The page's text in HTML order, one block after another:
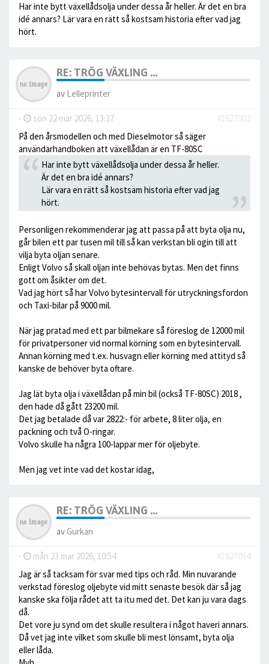
Har inte bytt växellådsolja under dessa år heller. Är det en bra
idé annars? Lär vara en rätt så kostsam historia efter vad jag
hört.
RE: TRÖG VÄXLING ...
av Lelleprinter
- sön 22 mar 2026, 13:37
#1627002
På den årsmodellen och med Dieselmotor så säger
användarhandboken att växellådan är en TF-80SC
Har inte bytt växellådsolja under dessa år heller.
Är det en bra idé annars?
Lär vara en rätt så kostsam historia efter vad jag
hört.
Personligen rekommenderar jag att passa på att byta olja nu,
går bilen ett par tusen mil till så kan verkstan bli ogin till att
vilja byta oljan senare.
Enligt Volvo så skall oljan inte behövas bytas. Men det finns
gott om åsikter om det.
Vad jag hört så har Volvo bytesintervall för utryckningsfordon
och Taxi-bilar på 9000 mil.
När jag pratad med ett par bilmekare så föreslog de 12000 mil
för privatpersoner vid normal körning som en bytesintervall.
Annan körning med t.ex. husvagn eller körning med attityd så
kanske de behöver byta oftare.
Jag lät byta olja i växellådan på min bil (också TF-80SC) 2018 ,
den hade då gått 23200 mil.
Det jag betalade då var 2822:- för arbete, 8 liter olja, en
packning och två O-ringar.
Volvo skulle ha några 100-lappar mer för oljebyte.
Men jag vet inte vad det kostar idag,
RE: TRÖG VÄXLING ...
avGurkan
- mån 23 mar 2026, 10:54
#1627054
Jag är så tacksam för svar med tips och råd. Min nuvarande
verkstad föreslog oljebyte vid mitt senaste besök där så jag
kanske ska följa rådet att ta itu med det. Det kan ju vara dags
då.
Det vore ju synd om det skulle resultera i något haveri annars.
Då vet jag inte vilket som skulle bli mest lönsamt, byta olja
eller låda.